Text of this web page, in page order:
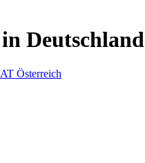
in Deutschland
AT Österreich